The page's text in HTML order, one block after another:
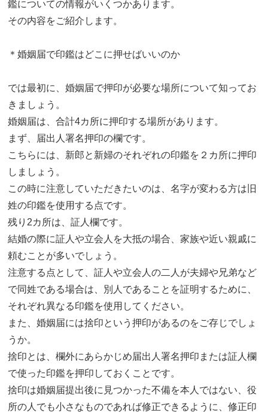
鑑についての情報がいくつかあります。
その内容をご紹介します。
＊婚姻届で印鑑はどこに押せばいいのか
では最初に、婚姻届で押印が必要な場所について知ってお
きましょう。
婚姻届は、合計4カ所に押印する場所があります。
まず、届出人署名押印の欄です。
こちらには、新郎と新婦のそれぞれの印鑑を２カ所に押印
しましょう。
この時に注意していただきたいのは、名字が変わる方は旧
姓の印鑑を使用する点です。
残り2カ所は、証人欄です。
結婚の際に証人や立会人を大抵の場合、家族や近い親戚に
頼むことが多いでしょう。
注意する点として、証人や立会人の二人が夫婦や兄弟など
で同姓である場合は、別人であることを証明するために、
それぞれ異なる印鑑を使用してください。
また、婚姻届には捨印という押印があるのをご存じでしょ
うか。
捨印とは、欄外にあらかじめ届出人署名押印または証人欄
で使った印鑑を押印しておくことです。
捨印は婚姻届提出後に見つかった不備を本人ではない、役
所の人でも小さなものであれば修正できるように、修正印